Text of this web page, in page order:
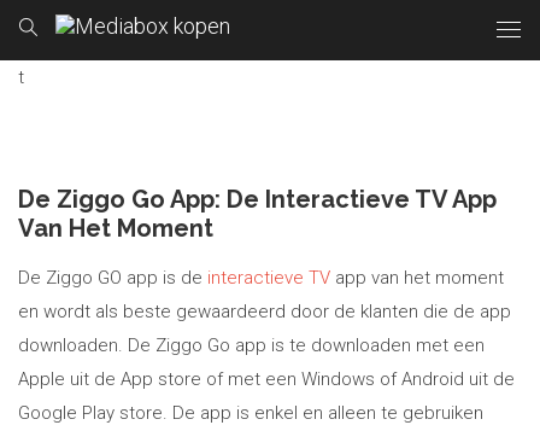
t
De Ziggo Go App: De Interactieve TV App
Van Het Moment
De Ziggo GO app is de interactieve TV app van het moment
en wordt als beste gewaardeerd door de klanten die de app
downloaden. De Ziggo Go app is te downloaden met een
Apple uit de App store of met een Windows of Android uit de
Google Play store. De app is enkel en alleen te gebruiken